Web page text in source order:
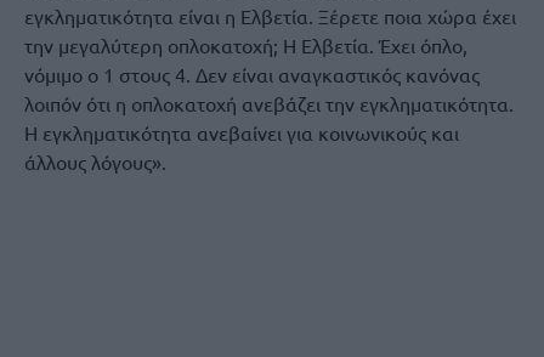
εγκληματικότητα είναι η Ελβετία. Ξέρετε ποια χώρα έχει
την μεγαλύτερη οπλοκατοχή; Η Ελβετία. Έχει όπλο,
νόμιμο ο 1 στους 4. Δεν είναι αναγκαστικός κανόνας
λοιπόν ότι η οπλοκατοχή ανεβάζει την εγκληματικότητα.
Η εγκληματικότητα ανεβαίνει για κοινωνικούς και
άλλους λόγους».